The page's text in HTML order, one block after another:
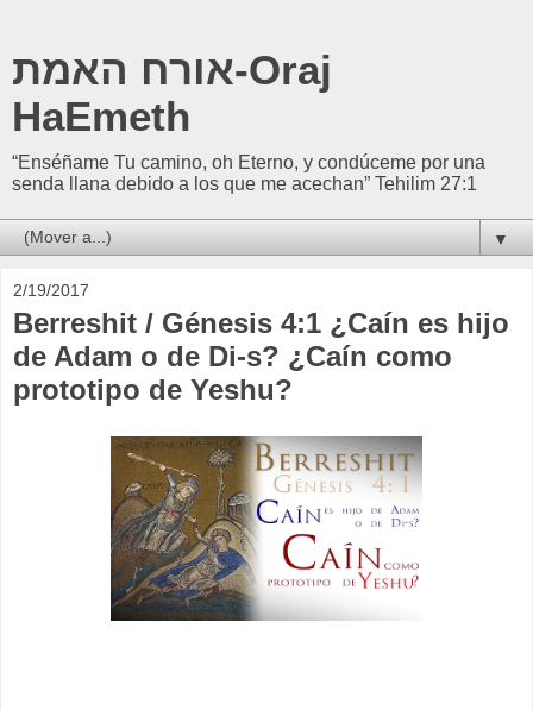
אורח האמת-Oraj
HaEmeth
“Enséñame Tu camino, oh Eterno, y condúceme por una
senda llana debido a los que me acechan” Tehilim 27:1
▼
2/19/2017
Berreshit / Génesis 4:1 ¿Caín es hijo
de Adam o de Di-s? ¿Caín como
prototipo de Yeshu?